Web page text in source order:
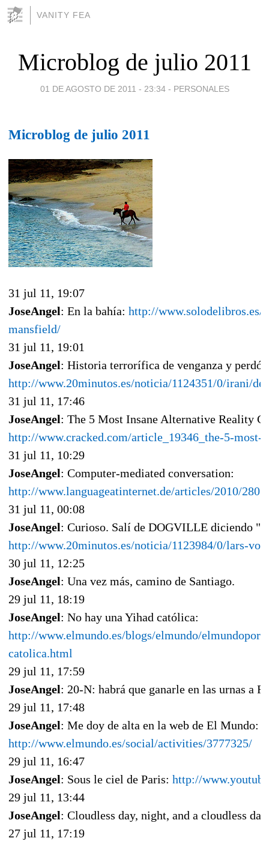
VANITY FEA
Microblog de julio 2011
01 DE AGOSTO DE 2011 - 23:34 - PERSONALES
Microblog de julio 2011
31 jul 11, 19:07
JoseAngel: En la bahía: http://www.solodelibros.es/
mansfield/
31 jul 11, 19:01
JoseAngel: Historia terrorífica de venganza y
http://www.20minutos.es/noticia/1124351/0/irani/
31 jul 11, 17:46
JoseAngel: The 5 Most Insane Alternative Reality
http://www.cracked.com/article_19346_the-5-most-
31 jul 11, 10:29
JoseAngel: Computer-mediated conversation:
http://www.languageatinternet.de/articles/2010/
31 jul 11, 00:08
JoseAngel: Curioso. Salí de DOGVILLE diciendo
http://www.20minutos.es/noticia/1123984/0/lars-
30 jul 11, 12:25
JoseAngel: Una vez más, camino de Santiago.
29 jul 11, 18:19
JoseAngel: No hay una Yihad católica:
http://www.elmundo.es/blogs/elmundo/
catolica.html
29 jul 11, 17:59
JoseAngel: 20-N: habrá que ganarle en las urnas a
29 jul 11, 17:48
JoseAngel: Me doy de alta en la web de El Mundo:
http://www.elmundo.es/social/activities/3777325/
29 jul 11, 16:47
JoseAngel: Sous le ciel de Paris: http://
29 jul 11, 13:44
JoseAngel: Cloudless day, night, and a cloudless day.
27 jul 11, 17:19